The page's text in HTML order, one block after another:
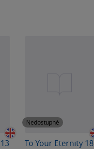
Nedostupné
To Your Eternity 18